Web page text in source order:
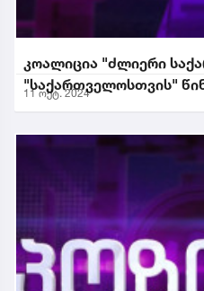
კოალიცია "ძლიერი
"საქართველოსთვის"
11 ოქტ. 2024